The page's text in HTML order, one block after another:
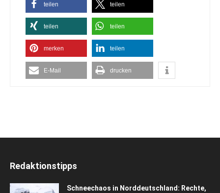
teilen teilen
teilen teilen
merken teilen
E-Mail drucken
Redaktionstipps
Schneechaos in Norddeutschland: Rechte,